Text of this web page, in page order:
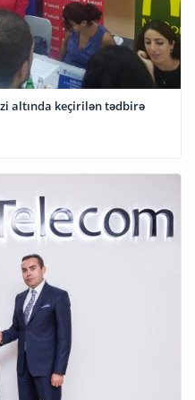
altında keçirilən tədbirə